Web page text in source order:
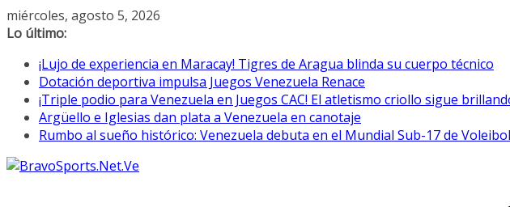
Saltar
al
miércoles, agosto 5, 2026
Lo último:
¡Lujo de experiencia en Maracay! Tigres de Aragua blinda su cuerpo técnico
Dotación deportiva impulsa Juegos Venezuela Renace
¡Triple podio para Venezuela en Juegos CAC! El atletismo criollo sigue
Argüello e Iglesias dan plata a Venezuela en canotaje
Rumbo al sueño histórico: Venezuela debuta en el Mundial Sub-17 de